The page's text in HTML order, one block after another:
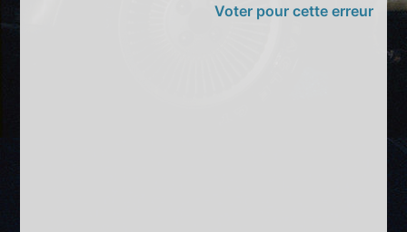
Voter pour cette erreur